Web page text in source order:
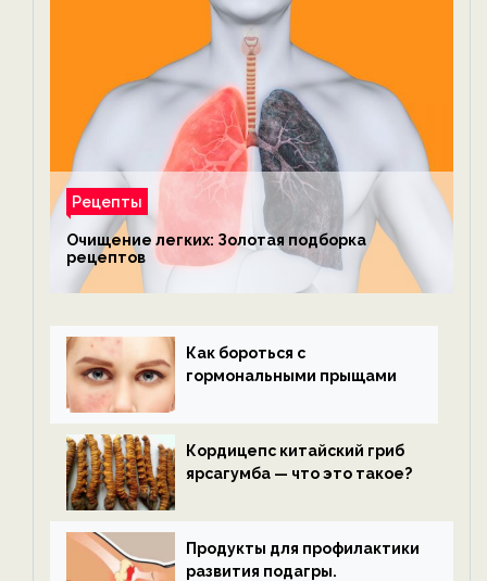
Рецепты
Очищение легких: Золотая подборка
рецептов
Как бороться с
гормональными прыщами
Кордицепс китайский гриб
ярсагумба — что это такое?
Продукты для профилактики
развития подагры.